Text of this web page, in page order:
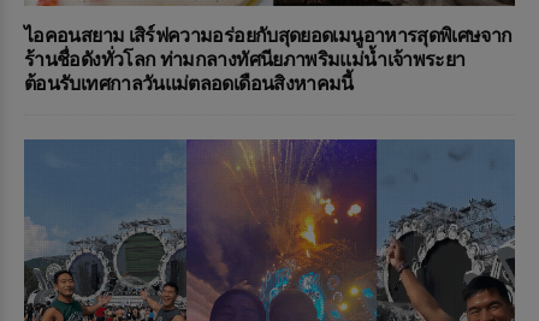
ไอคอนสยาม เสิร์ฟความอร่อยกับสุดยอดเมนูอาหารสุดพิเศษจาก
ร้านชื่อดังทั่วโลก ท่ามกลางทัศนียภาพริมแม่น้ำเจ้าพระยา
ต้อนรับเทศกาลวันแม่ตลอดเดือนสิงหาคมนี้